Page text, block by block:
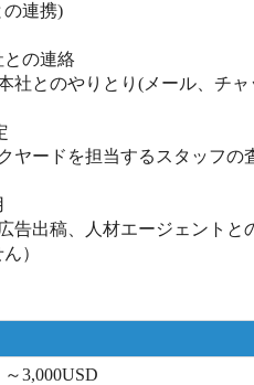
の連携)
との連絡
社とのやりとり(メール、チ
ヤードを担当するスタッフの
告出稿、人材エージェント
）
～3,000USD